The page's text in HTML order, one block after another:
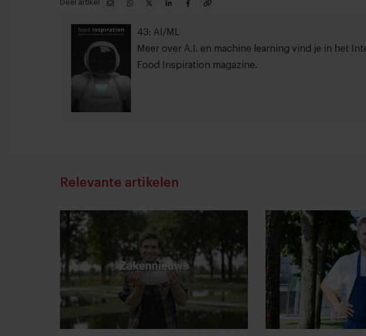
Deel artikel
43: AI/ML
Meer over A.I. en machine learning vind je in het
Food Inspiration magazine.
Relevante artikelen